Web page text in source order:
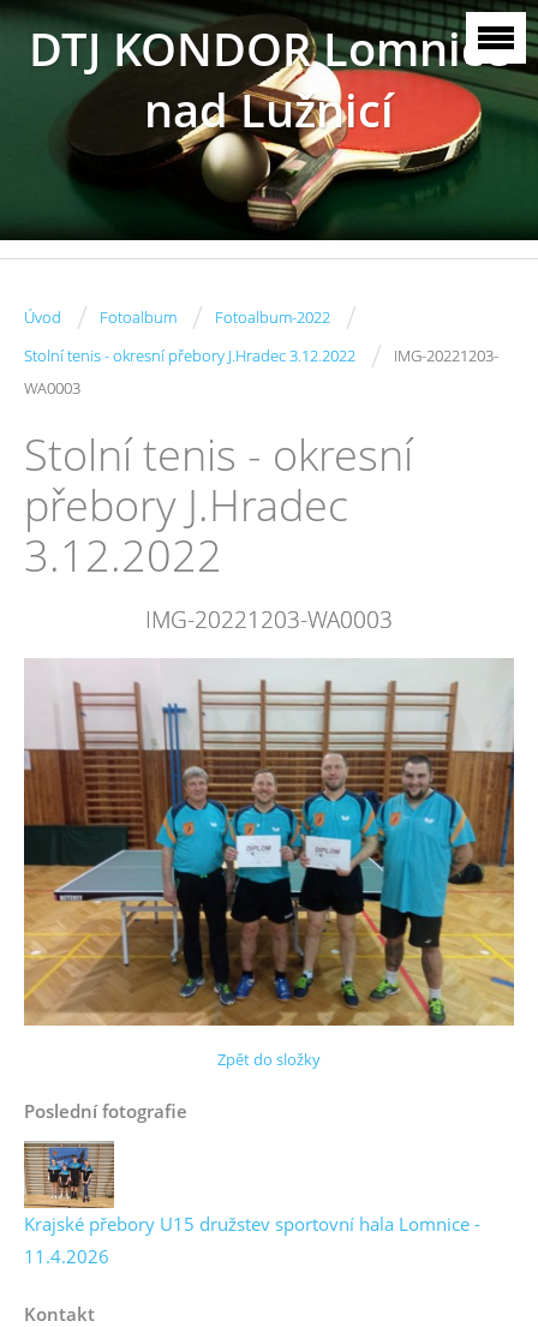
DTJ KONDOR Lomnice
nad Lužnicí
Úvod / Fotoalbum / Fotoalbum-2022 /
Stolní tenis - okresní přebory J.Hradec 3.12.2022 /
IMG-20221203-
WA0003
Stolní tenis - okresní
přebory J.Hradec
3.12.2022
IMG-20221203-WA0003
Zpět do složky
Poslední fotografie
Krajské přebory U15 družstev sportovní hala Lomnice -
11.4.2026
Kontakt